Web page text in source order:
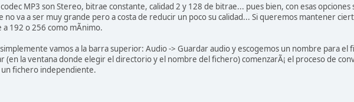
MP3 son Stereo, bitrae constante, calidad 2 y 128 de bitrae... pues bien, con esas
va a ser muy grande pero a costa de reducir un poco su calidad... Si queremos mantener
192 o 256 como mÃ­nimo.
vamos a la barra superior: Audio -> Guardar audio y escogemos un nombre para el
(en la ventana donde elegir el directorio y el nombre del fichero) comenzarÃ¡ el proceso de
fichero independiente.